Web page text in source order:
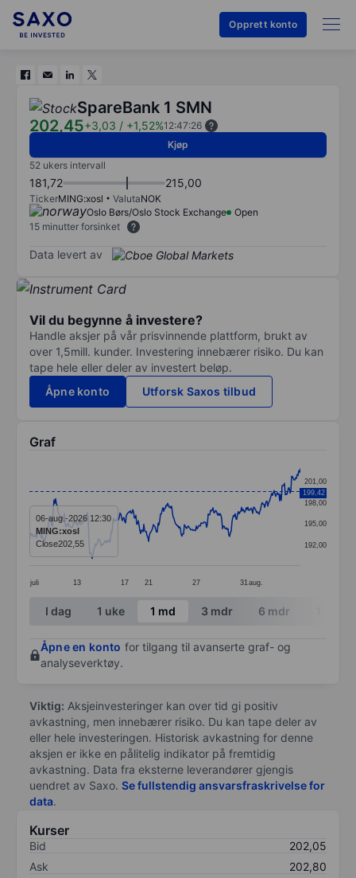
Opprett konto
SpareBank 1 SMN
202,45+3,03 / +1,52%12:47:26
Kjøp
52 ukers intervall
181,72 215,00
TickerMING:xosl ValutaNOK
Oslo Børs/Oslo Stock Exchange
Open
15 minutter forsinket
Data levert av
Vil du begynne å investere?
Handle aksjer på vår prisvinnende plattform, brukt av
over 1,5mill. kunder. Investering innebærer risiko. Du kan
tape hele eller deler av investert beløp.
Åpne konto
Utforsk Saxos tilbud
Graf
Line chart with 342 data points.
The chart has 1 X axis displaying categories.
The chart has 1 Y axis displaying values. Data
juli 13 17 21 27 31 aug.
192,00
195,00
198,00
201,00
199,42
06-aug.-2026 12:30
MING:xosl
Close202,55
End of interactive chart.
I dag 1 uke 1 md 3 mdr 6 mdr
Åpne en konto for tilgang til avanserte graf- og
analyseverktøy.
Viktig: Aksjeinvesteringer kan over tid gi positiv
avkastning, men innebærer risiko. Du kan tape deler av
eller hele investeringen. Historisk avkastning for denne
aksjen er ikke en pålitelig indikator på fremtidig
avkastning. Data fra eksterne leverandører gjengis
uendret av Saxo. Se fullstendig ansvarsfraskrivelse for
data.
Kurser
Bid
202,05
Ask
202,80